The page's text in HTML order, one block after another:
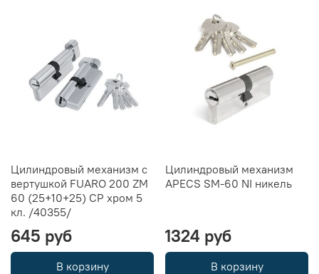
Цилиндровый механизм с
вертушкой FUARO 200 ZM
60 (25+10+25) CP хром 5
кл. /40355/
645 руб
В корзину
Цилиндровый механизм
APECS SM-60 NI никель
1324 руб
В корзину